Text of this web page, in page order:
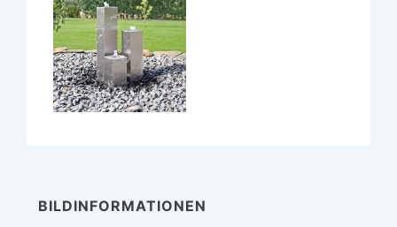
BILDINFORMATIONEN